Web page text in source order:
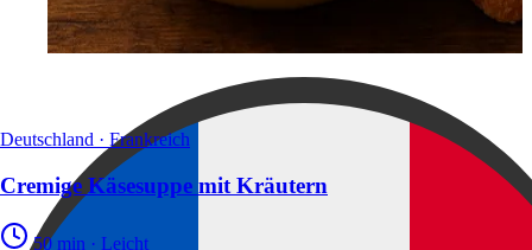
Deutschland · Frankreich
Cremige Käsesuppe mit Kräutern
50 min · Leicht